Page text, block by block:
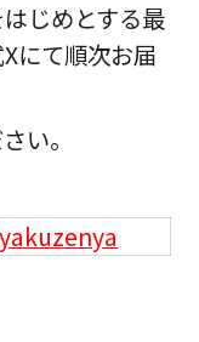
じめとする最
にて順次お届
い。